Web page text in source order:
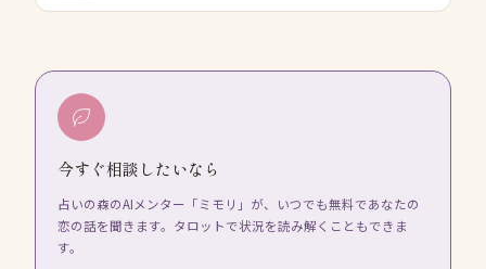
今すぐ相談したいなら
占いの森のAIメンター「ミモリ」が、いつでも無料であなたの
恋の話を聞きます。タロットで状況を読み解くこともできま
す。